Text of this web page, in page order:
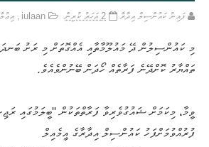
ފައިނު ކައުންސިލް އިދާރާ 2 އަހަރު ކުރިން iulaan
,
މި ކައުންސިލުން ދޭ މައުލޫމާތާއި އެއްގޮތަށް މި ރަށު
ތައްޔާރު ކޮށްދޭނެ ފަރާތެއް ހޯދަން ބޭނުންވެއެވެ.
ވީމާ، މިކަމަށް ޝައުގުވެރިވާ ފަރާތްތަކުން "ބީލަމުގައި
ފުރުއްވުމަށްފަހު ކައުންސިލް އިދާރާގެ އީމެއިލް